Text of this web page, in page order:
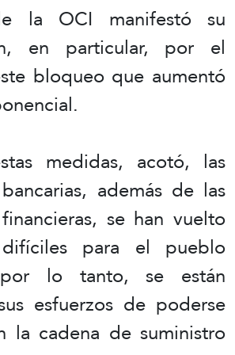
la OCI manifestó su
en particular, por el
bloqueo que aumentó
medidas, acotó, las
además de las
se han vuelto
difíciles para el pueblo
lo tanto, se están
esfuerzos de poderse
la cadena de suministro